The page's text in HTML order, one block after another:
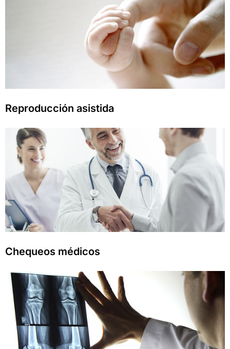
Reproducción asistida
Chequeos médicos